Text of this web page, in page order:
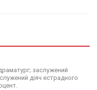
заслужений
діяч естрадного